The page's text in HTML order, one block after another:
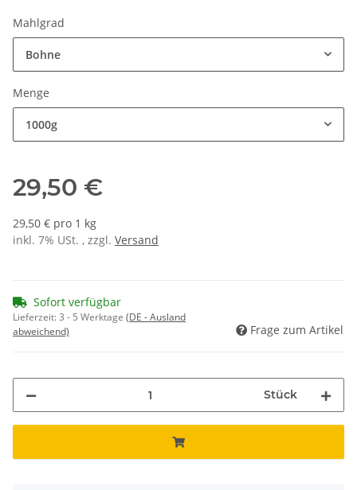
Mahlgrad
Bohne
Menge
1000g
29,50 €
29,50 € pro 1 kg
inkl. 7% USt. , zzgl. Versand
Sofort verfügbar
Lieferzeit:3 - 5 Werktage (DE - Ausland
abweichend)
Frage zum Artikel
Stück